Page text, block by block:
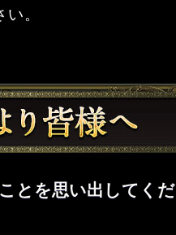
。
とを思い出してく